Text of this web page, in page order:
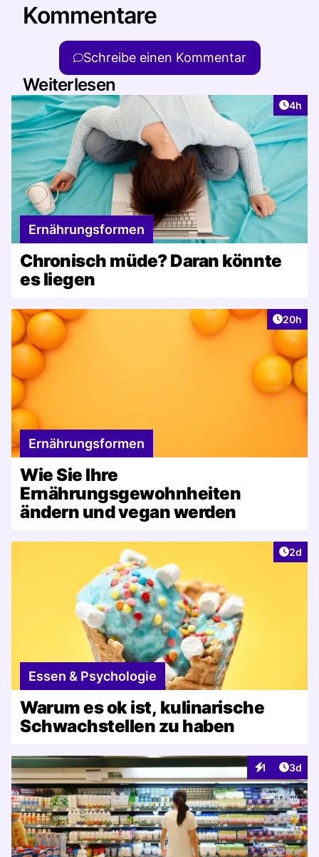
Kommentare
Schreibe einen Kommentar
Weiterlesen
4h
Ernährungsformen
Chronisch müde? Daran könnte
es liegen
Artikel
20h
Ernährungsformen
Wie Sie Ihre
Ernährungsgewohnheiten
ändern und vegan werden
2d
Essen & Psychologie
Warum es ok ist, kulinarische
Schwachstellen zu haben
1
Interaktionen
3d